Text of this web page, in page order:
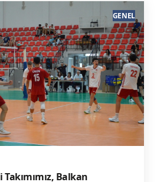
Balkan
GENEL